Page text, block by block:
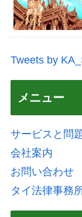
Tweets by
メニュー
サービスと問
会社案内
お問い合わせ
タイ法律事務